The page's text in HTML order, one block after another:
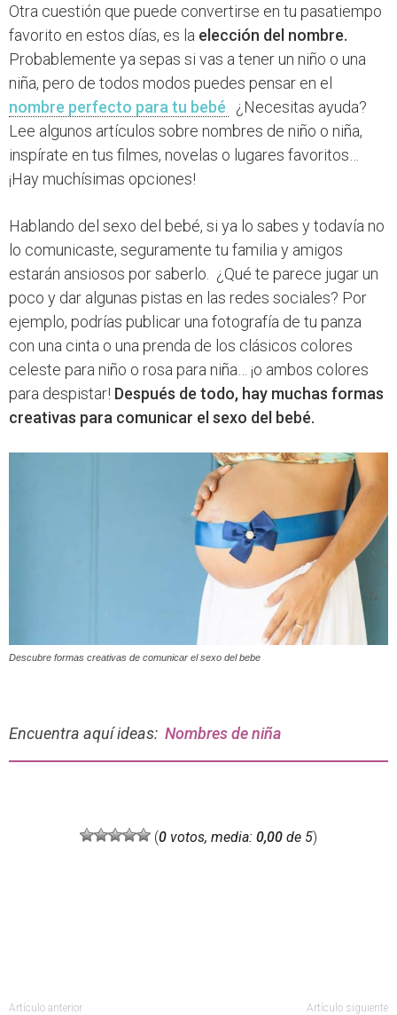
Otra cuestión que puede convertirse en tu pasatiempo
favorito en estos días, es la elección del nombre.
Probablemente ya sepas si vas a tener un niño o una
niña, pero de todos modos puedes pensar en el
nombre perfecto para tu bebé
¿Necesitas ayuda?
Lee algunos artículos sobre nombres de niño o niña,
inspírate en tus filmes, novelas o lugares favoritos…
¡Hay muchísimas opciones!
Hablando del sexo del bebé, si ya lo sabes y todavía no
lo comunicaste, seguramente tu familia y amigos
estarán ansiosos por saberlo. ¿Qué te parece jugar un
poco y dar algunas pistas en las redes sociales? Por
ejemplo, podrías publicar una fotografía de tu panza
con una cinta o una prenda de los clásicos colores
celeste para niño o rosa para niña… ¡o ambos colores
para despistar! Después de todo, hay muchas formas
creativas para comunicar el sexo del bebé.
Descubre formas creativas de comunicar el sexo del bebe
Encuentra aquí ideas: Nombres de niña
(0 votos, media: 0,00 de 5)
Artículo anterior Artículo siguiente